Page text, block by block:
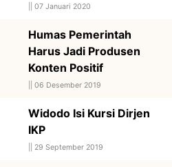
07 Januari 2020
Humas Pemerintah
Harus Jadi Produsen
Konten Positif
06 Desember 2019
Widodo Isi Kursi Dirjen
IKP
29 September 2019